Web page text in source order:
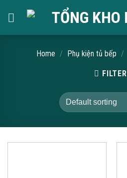
Home / Phụ kiện tủ bếp /
FILTER